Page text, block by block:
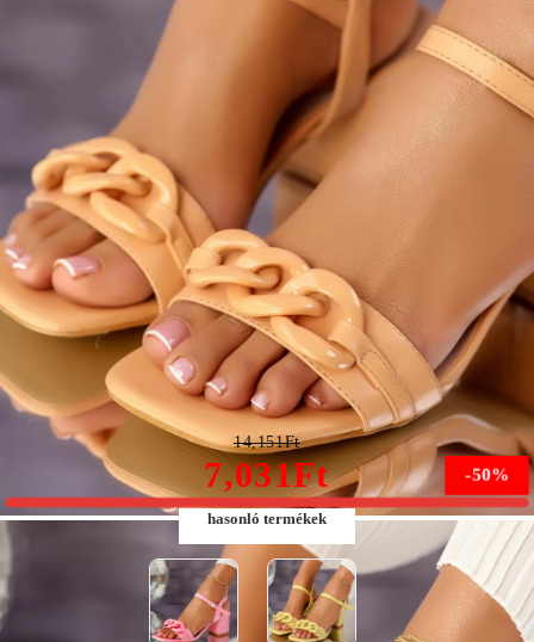
Fely Női Barna Magassarkú Szandál #10694
-50%
7,031Ft
14,151Ft
hasonló termékek